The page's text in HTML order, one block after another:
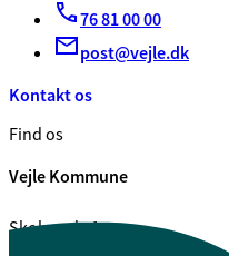
76 81 00 00
post@vejle.dk
Kontakt os
Find os
Vejle Kommune
Skolegade 1